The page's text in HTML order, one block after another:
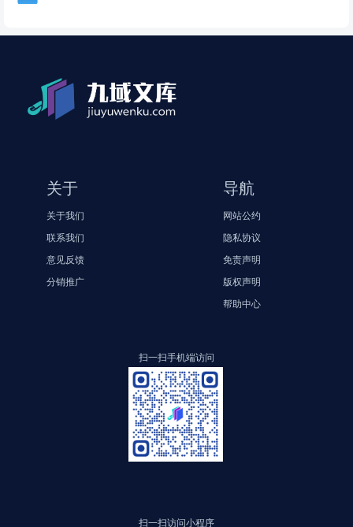
关于
关于我们
联系我们
意见反馈
分销推广
导航
网站公约
隐私协议
免责声明
版权声明
帮助中心
扫一扫手机端访问
扫一扫访问小程序